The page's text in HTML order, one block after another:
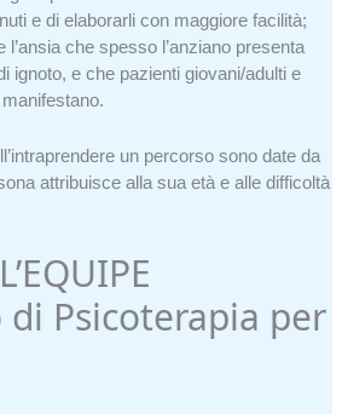
e di elaborarli con maggiore facilità;
l’ansia che spesso l’anziano presenta
ignoto, e che pazienti giovani/adulti e
un percorso sono date da
attribuisce alla sua età e alle difficoltà
di Psicoterapia per